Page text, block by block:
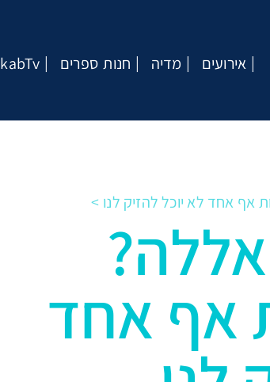
kabTv חנות ספרים מדיה אירועים
אף אחד לא יוכל להזיק לנו
אף אחד